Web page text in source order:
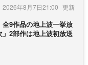
2026年8月7日21:00
9作品の地上波一挙放
2部作は地上波初放送